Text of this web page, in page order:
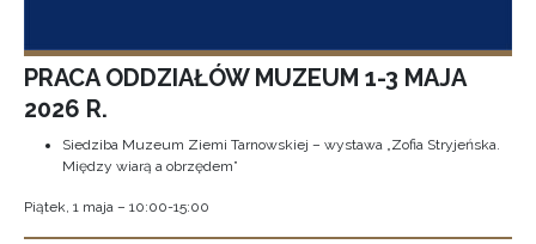
PRACA ODDZIAŁÓW MUZEUM 1-3 MAJA
2026 R.
Siedziba Muzeum Ziemi Tarnowskiej – wystawa „Zofia Stryjeńska.
Między wiarą a obrzędem”
Piątek, 1 maja – 10:00-15:00